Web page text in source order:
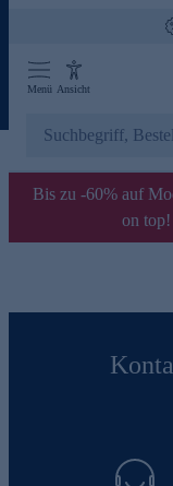
Menü Ansicht
Bis zu -60% auf
on top!